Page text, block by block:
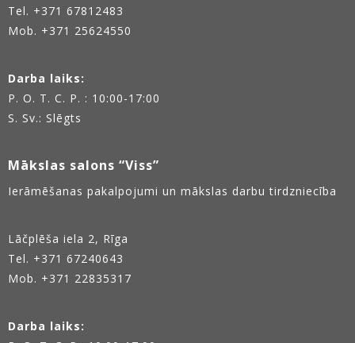
Tel. +371 67812483
Mob. +371 25624550
Darba laiks:
P. O. T. C. P. : 10:00-17:00
S. Sv.: Slēgts
Mākslas salons “Viss”
Ierāmēšanas pakalpojumi un mākslas darbu tirdzniecība
Lāčplēša iela 2, Rīga
Tel. +371 67240643
Mob. +371 22835317
Darba laiks: